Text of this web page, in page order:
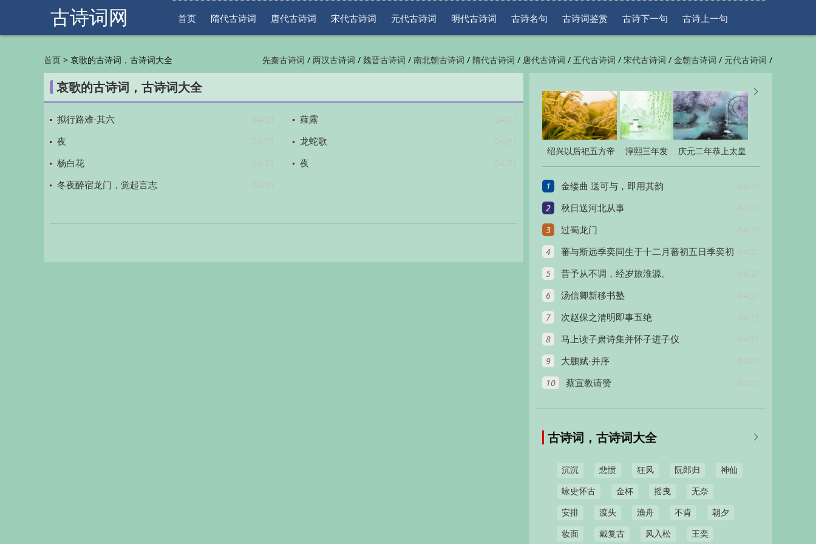
古诗词网 首页 隋代古诗词 唐代古诗词 宋代古诗词 元代古诗词 明代古诗词 古诗名句 古诗词鉴赏 古诗下一句 古诗上一句
先秦古诗词 / 两汉古诗词 / 魏晋古诗词 / 南北朝古诗词 / 隋代古诗词 / 唐代古诗词 / 五代古诗词 / 宋代古诗词 / 金朝古诗词 / 元代古诗词 /
明代古诗词/清代古诗词/近现代古诗词/古诗名句/古诗词鉴赏/古诗下一句/古诗上一句/
首页 > 哀歌的古诗词，古诗词大全
哀歌的古诗词，古诗词大全
04/21
拟行路难·其六 04/21
薤露
04/21
夜 04/21
龙蛇歌
04/21
杨白花 04/21
夜
04/21
冬夜醉宿龙门，觉起言志

绍兴以后祀五方帝
六十首
淳熙三年发
皇后册宝十
三首
庆元二年恭上太皇
太后皇太后太上皇
1 04/21
金缕曲 送可与，即用其韵
2 04/21
秋日送河北从事
3 04/21
过蜀龙门
4 04/21
蕃与斯远季奕同生于十二月蕃初五日季奕初
十
5 04/21
昔予从不调，经岁旅淮源。
6 04/21
汤信卿新移书塾
7 04/21
次赵保之清明即事五绝
8 04/21
马上读子肃诗集并怀子进子仪
9 04/21
大鹏赋·并序
10 04/21
蔡宣教请赞

古诗词，古诗词大全
沉沉 悲愤 狂风 阮郎归 神仙
咏史怀古 金杯 摇曳 无奈
安排 渡头 渔舟 不肯 朝夕
妆面 戴复古 风入松 王奕